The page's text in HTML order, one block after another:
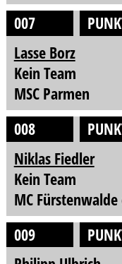
007
Lasse Borz
Kein Team
MSC Parmen
008
Niklas Fiedler
Kein Team
MC Fürstenwalde
009